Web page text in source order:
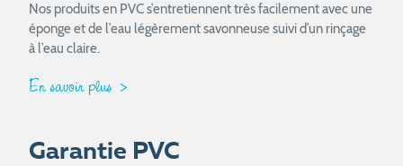
Nos produits en PVC s’entretiennent très facilement avec une
éponge et de l’eau légèrement savonneuse suivi d’un rinçage
à l’eau claire.
En savoir plus
Garantie PVC